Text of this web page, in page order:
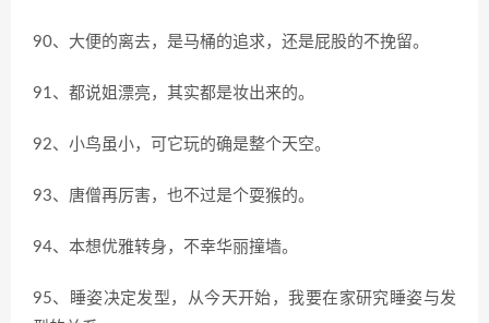
90、大便的离去，是马桶的追求，还是屁股的不挽留。
91、都说姐漂亮，其实都是妆出来的。
92、小鸟虽小，可它玩的确是整个天空。
93、唐僧再厉害，也不过是个耍猴的。
94、本想优雅转身，不幸华丽撞墙。
95、睡姿决定发型，从今天开始，我要在家研究睡姿与发